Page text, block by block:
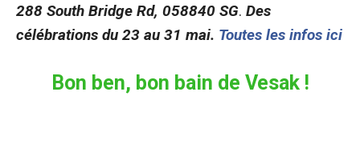
288 South Bridge Rd, 058840 SG. Des
célébrations du 23 au 31 mai. Toutes les infos ici
Bon ben, bon bain de Vesak !